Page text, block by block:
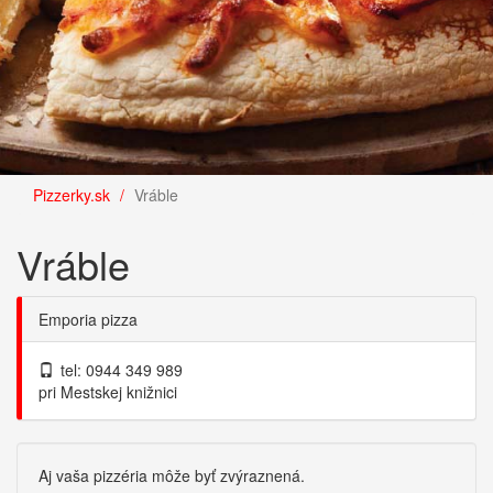
Pizzerky.sk Vráble
Vráble
Emporia pizza
tel: 0944 349 989
pri Mestskej knižnici
Aj vaša pizzéria môže byť zvýraznená.